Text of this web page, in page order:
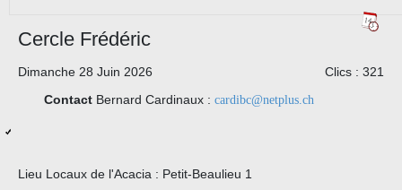
Cercle Frédéric
Dimanche 28 Juin 2026 Clics: 321
Contact Bernard Cardinaux : cardibc@netplus.ch
Lieu Locaux de l'Acacia : Petit-Beaulieu 1